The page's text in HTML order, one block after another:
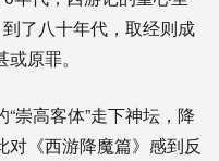
了八十年代，取经则成
原罪。
“崇高客体”走下神坛，降
对 《西游降魔篇》 感到反